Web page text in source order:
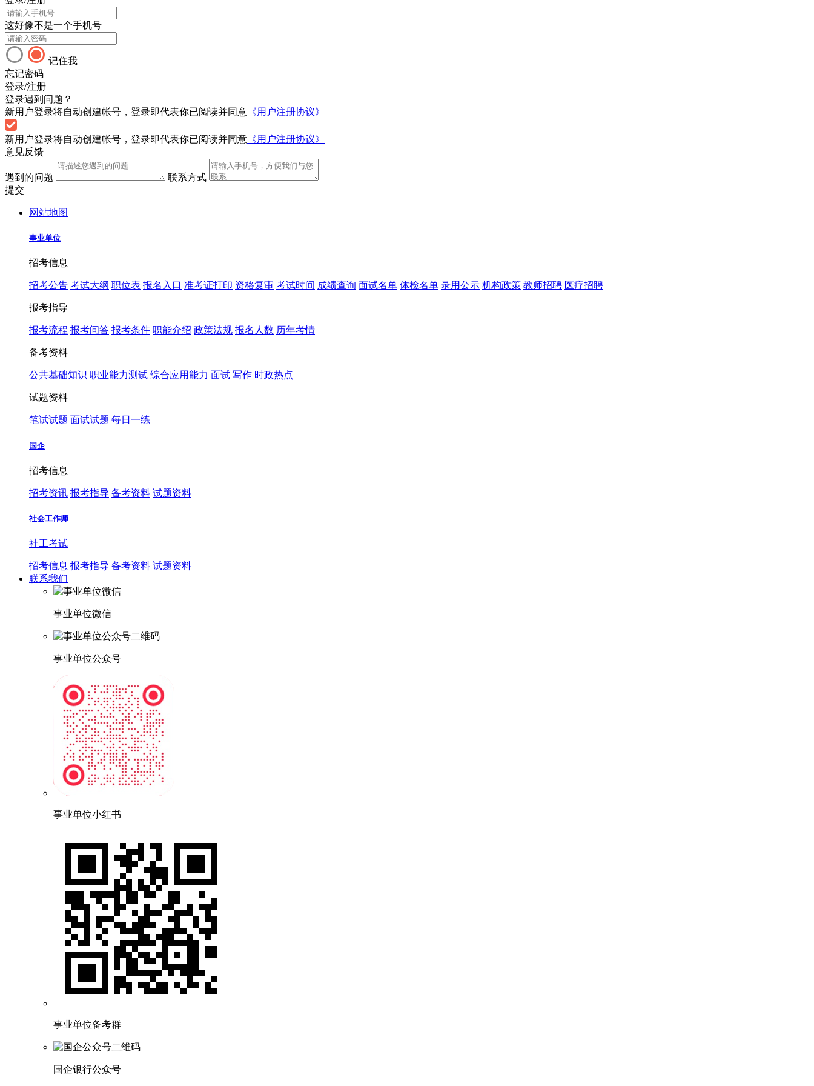
这好像不是一个手机号
记住我
忘记密码
登录/注册
登录遇到问题？
新用户登录将自动创建帐号，登录即代表你已阅读并同意 《用户注册协议》
新用户登录将自动创建帐号，登录即代表你已阅读并同意 《用户注册协议》
意见反馈
遇到的问题
联系方式
提交
网站地图
事业单位
招考信息
招考公告 考试大纲 职位表 报名入口 准考证打印 资格复审 考试时间 成绩查询 面试名单 体检名单 录用公示 机构政策 教师招聘 医疗招聘
报考指导
报考流程 报考问答 报考条件 职能介绍 政策法规 报名人数 历年考情
备考资料
公共基础知识 职业能力测试 综合应用能力 面试 写作 时政热点
试题资料
笔试试题 面试试题 每日一练
国企
招考信息
招考资讯 报考指导 备考资料 试题资料
社会工作师
社工考试
招考信息 报考指导 备考资料 试题资料
联系我们
事业单位微信
事业单位公众号
事业单位小红书
事业单位备考群
国企银行公众号